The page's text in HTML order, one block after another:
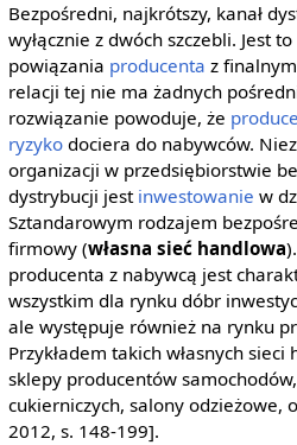
Bezpośredni, najkrótszy, kanał
wyłącznie z dwóch szczebli. Jest
powiązania producenta z
relacji tej nie ma żadnych
rozwiązanie powoduje, że
ryzykodociera do nabywców.
organizacji w przedsiębiorstwie
dystrybucji jest inwestowanie w
Sztandarowym rodzajem
firmowy (własna sieć handlowa
producenta z nabywcą jest
wszystkim dla rynku dóbr
ale występuje również na rynku
Przykładem takich własnych
sklepy producentów
cukierniczych, salony odzieżowe,
2012, s. 148-199].